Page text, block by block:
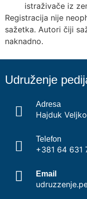
istraživače iz
Registracija nije
sažetka. Autori čiji
naknadno.
Udruženje
Adresa
Hajduk
Telefon
+381 64 631
Email